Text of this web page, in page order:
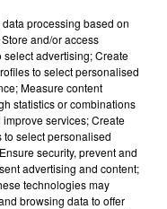
: appel à témoins de la
processing based on
and/or access
advertising; Create
to select personalised
Measure content
statistics or combinations
services; Create
select personalised
security, prevent and
advertising and content;
technologies may
browsing data to offer